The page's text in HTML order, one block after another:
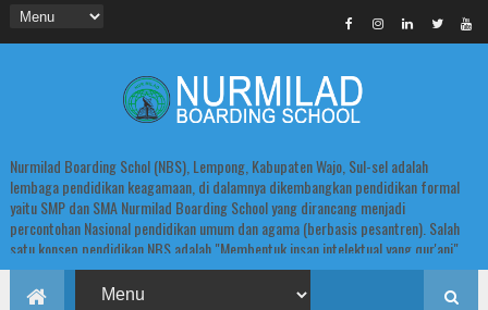
Nurmilad Boarding Schol (NBS), Lempong, Kabupaten Wajo, Sul-sel adalah
lembaga pendidikan keagamaan, di dalamnya dikembangkan pendidikan formal
yaitu SMP dan SMA Nurmilad Boarding School yang dirancang menjadi
percontohan Nasional pendidikan umum dan agama (berbasis pesantren). Salah
satu konsep pendidikan NBS adalah "Membentuk insan intelektual yang qur'ani".